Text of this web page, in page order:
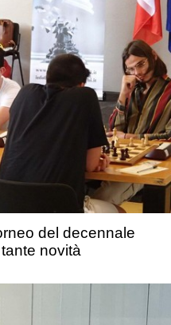
del decennale
novità